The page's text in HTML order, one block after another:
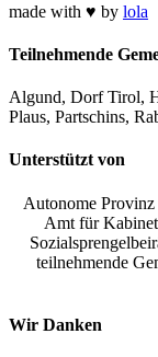
made with ♥ by lola
Teilnehmende
Algund, Dorf Tirol,
Plaus, Partschins,
Unterstützt von
Autonome
Amt für
teilnehmende
Wir Danken